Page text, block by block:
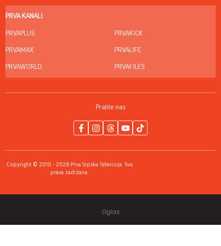
PRVA KANALI
PRVAPLUS
PRVAMAX
PRVAWORLD
PRVAKICK
PRVALIFE
PRVAFILES
Pratite nas
Copyright © 2010 - 2026 Prva Srpska Televizija. Sva
prava zadržana.